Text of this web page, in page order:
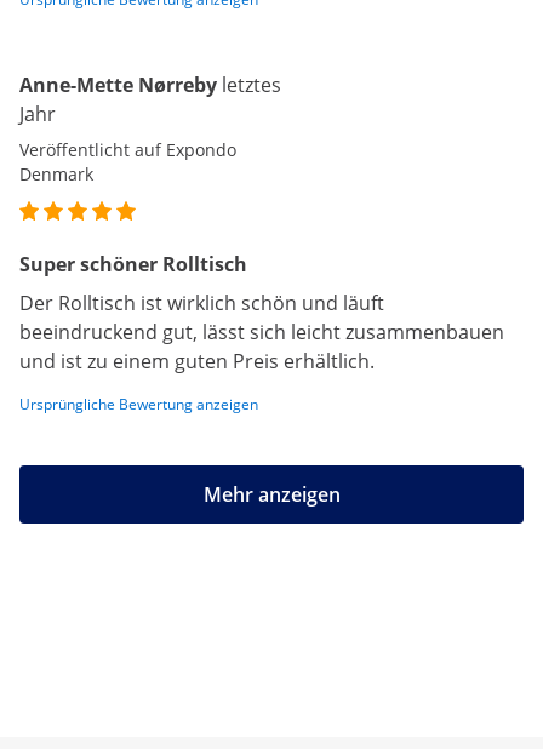
Anne-Mette Nørreby letztes
Jahr
Veröffentlicht auf Expondo
Denmark
Super schöner Rolltisch
Der Rolltisch ist wirklich schön und läuft
beeindruckend gut, lässt sich leicht zusammenbauen
und ist zu einem guten Preis erhältlich.
Ursprüngliche Bewertung anzeigen
Mehr anzeigen